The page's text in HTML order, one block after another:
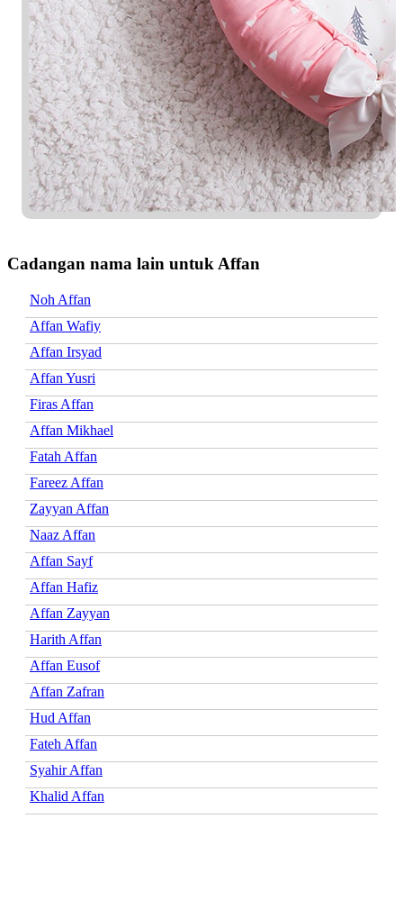
Cadangan nama lain untuk Affan
Noh Affan
Affan Wafiy
Affan Irsyad
Affan Yusri
Firas Affan
Affan Mikhael
Fatah Affan
Fareez Affan
Zayyan Affan
Naaz Affan
Affan Sayf
Affan Hafiz
Affan Zayyan
Harith Affan
Affan Eusof
Affan Zafran
Hud Affan
Fateh Affan
Syahir Affan
Khalid Affan